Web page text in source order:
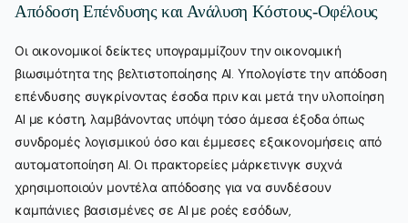
Απόδοση Επένδυσης και Ανάλυση Κόστους-Οφέλους
Οι οικονομικοί δείκτες υπογραμμίζουν την οικονομική
βιωσιμότητα της βελτιστοποίησης AI. Υπολογίστε την απόδοση
επένδυσης συγκρίνοντας έσοδα πριν και μετά την υλοποίηση
AI με κόστη, λαμβάνοντας υπόψη τόσο άμεσα έξοδα όπως
συνδρομές λογισμικού όσο και έμμεσες εξοικονομήσεις από
αυτοματοποίηση AI. Οι πρακτορείες μάρκετινγκ συχνά
χρησιμοποιούν μοντέλα απόδοσης για να συνδέσουν
καμπάνιες βασισμένες σε AI με ροές εσόδων,